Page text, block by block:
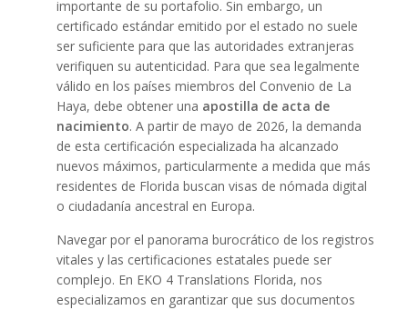
importante de su portafolio. Sin embargo, un
certificado estándar emitido por el estado no suele
ser suficiente para que las autoridades extranjeras
verifiquen su autenticidad. Para que sea legalmente
válido en los países miembros del Convenio de La
Haya, debe obtener una apostilla de acta de
nacimiento. A partir de mayo de 2026, la demanda
de esta certificación especializada ha alcanzado
nuevos máximos, particularmente a medida que más
residentes de Florida buscan visas de nómada digital
o ciudadanía ancestral en Europa.
Navegar por el panorama burocrático de los registros
vitales y las certificaciones estatales puede ser
complejo. En EKO 4 Translations Florida, nos
especializamos en garantizar que sus documentos